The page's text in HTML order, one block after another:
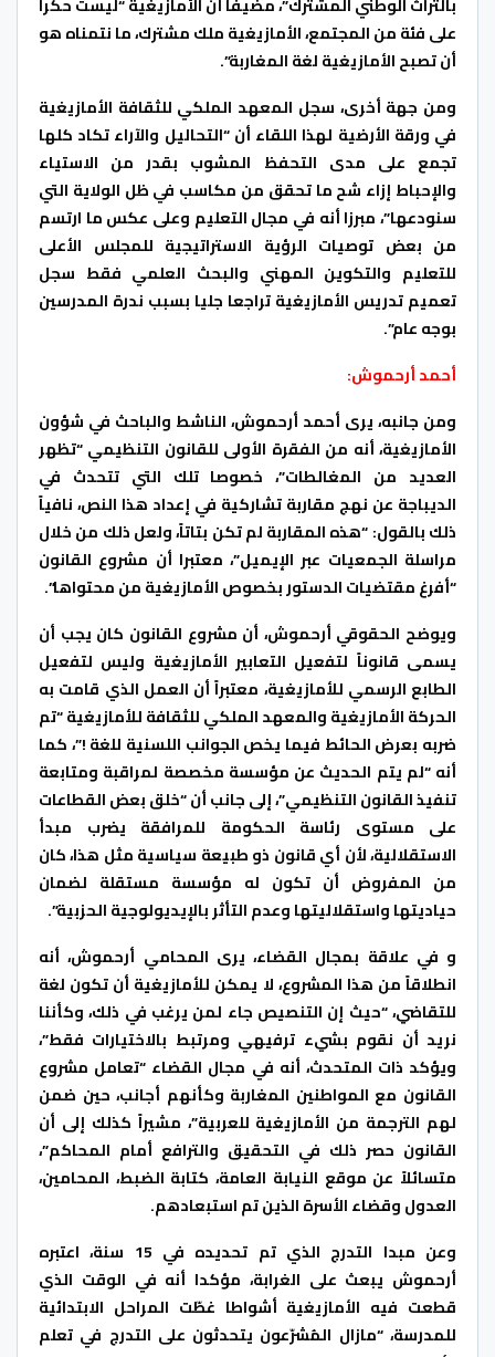
على فئة من المجتمع، الأمازيغية ملك مشترك، ما نتمناه هو
أن تصبح الأمازيغية لغة المغاربة”.
ومن جهة أخرى، سجل المعهد الملكي للثقافة الأمازيغية
في ورقة الأرضية لهذا اللقاء أن “التحاليل والآراء تكاد كلها
تجمع على مدى التحفظ المشوب بقدر من الاستياء
والإحباط إزاء شح ما تحقق من مكاسب في ظل الولاية التي
سنودعها”، مبرزا أنه في مجال التعليم وعلى عكس ما ارتسم
من بعض توصيات الرؤية الاستراتيجية للمجلس الأعلى
للتعليم والتكوين المهني والبحث العلمي فقط سجل
تعميم تدريس الأمازيغية تراجعا جليا بسبب ندرة المدرسين
بوجه عام”.
أحمد أرحموش:
ومن جانبه، يرى أحمد أرحموش، الناشط والباحث في شؤون
الأمازيغية، أنه من الفقرة الأولى للقانون التنظيمي “تظهر
العديد من المغالطات”، خصوصا تلك التي تتحدث في
الديباجة عن نهج مقاربة تشاركية في إعداد هذا النص، نافياً
ذلك بالقول: “هذه المقاربة لم تكن بتاتاً، ولعل ذلك من خلال
مراسلة الجمعيات عبر الإيميل”، معتبرا أن مشروع القانون
“أفرغ مقتضيات الدستور بخصوص الأمازيغية من محتواها”.
ويوضح الحقوقي أرحموش، أن مشروع القانون كان يجب أن
يسمى قانوناً لتفعيل التعابير الأمازيغية وليس لتفعيل
الطابع الرسمي للأمازيغية، معتبراً أن العمل الذي قامت به
الحركة الأمازيغية والمعهد الملكي للثقافة للأمازيغية “تم
ضربه بعرض الحائط فيما يخص الجوانب اللسنية للغة !”، كما
أنه “لم يتم الحديث عن مؤسسة مخصصة لمراقبة ومتابعة
تنفيذ القانون التنظيمي”، إلى جانب أن “خلق بعض القطاعات
على مستوى رئاسة الحكومة للمرافقة يضرب مبدأ
الاستقلالية، لأن أي قانون ذو طبيعة سياسية مثل هذا، كان
من المفروض أن تكون له مؤسسة مستقلة لضمان
حياديتها واستقلاليتها وعدم التأثر بالإيديولوجية الحزبية”.
و في علاقة بمجال القضاء، يرى المحامي أرحموش، أنه
انطلاقاً من هذا المشروع، لا يمكن للأمازيغية أن تكون لغة
للتقاضي، “حيث إن التنصيص جاء لمن يرغب في ذلك، وكأننا
نريد أن نقوم بشيء ترفيهي ومرتبط بالاختيارات فقط”،
ويؤكد ذات المتحدث، أنه في مجال القضاء “تعامل مشروع
القانون مع المواطنين المغاربة وكأنهم أجانب، حين ضمن
لهم الترجمة من الأمازيغية للعربية”، مشيراً كذلك إلى أن
القانون حصر ذلك في التحقيق والترافع أمام المحاكم”،
متسائلاً عن موقع النيابة العامة، كتابة الضبط، المحامين،
العدول وقضاء الأسرة الذين تم استبعادهم.
وعن مبدا التدرج الذي تم تحديده في 15 سنة، اعتبره
أرحموش يبعث على الغرابة، مؤكدا أنه في الوقت الذي
قطعت فيه الأمازيغية أشواطا غطّت المراحل الابتدائية
للمدرسة، “مازال المُشرّعون يتحدثون على التدرج في تعلم